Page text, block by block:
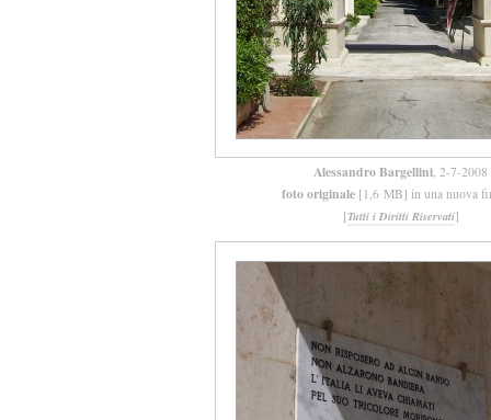
Alessandro Bargellini, 2-7-2008
foto originale [1,6 MB] in una nuova
[Tutti i Diritti Riservati]